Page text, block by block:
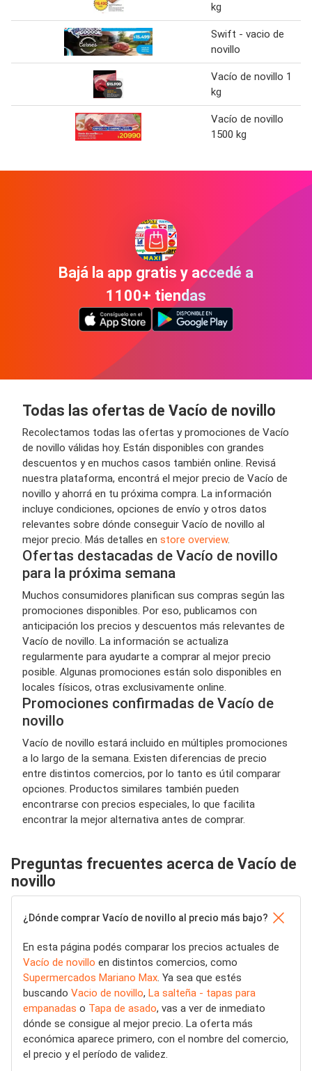
kg
Swift - vacio de
novillo
Vacío de novillo 1
kg
Vacío de novillo
1500 kg
Bajá la app gratis y accedé a
1100+ tiendas
Todas las ofertas de Vacío de novillo
Recolectamos todas las ofertas y promociones de Vacío
de novillo válidas hoy. Están disponibles con grandes
descuentos y en muchos casos también online. Revisá
nuestra plataforma, encontrá el mejor precio de Vacío de
novillo y ahorrá en tu próxima compra. La información
incluye condiciones, opciones de envío y otros datos
relevantes sobre dónde conseguir Vacío de novillo al
mejor precio. Más detalles en store overview.
Ofertas destacadas de Vacío de novillo
para la próxima semana
Muchos consumidores planifican sus compras según las
promociones disponibles. Por eso, publicamos con
anticipación los precios y descuentos más relevantes de
Vacío de novillo. La información se actualiza
regularmente para ayudarte a comprar al mejor precio
posible. Algunas promociones están solo disponibles en
locales físicos, otras exclusivamente online.
Promociones confirmadas de Vacío de
novillo
Vacío de novillo estará incluido en múltiples promociones
a lo largo de la semana. Existen diferencias de precio
entre distintos comercios, por lo tanto es útil comparar
opciones. Productos similares también pueden
encontrarse con precios especiales, lo que facilita
encontrar la mejor alternativa antes de comprar.
Preguntas frecuentes acerca de Vacío de
novillo
¿Dónde comprar Vacío de novillo al precio más bajo?
En esta página podés comparar los precios actuales de
Vacío de novillo en distintos comercios, como
Supermercados Mariano Max. Ya sea que estés
buscando Vacio de novillo, La salteña - tapas para
empanadas o Tapa de asado, vas a ver de inmediato
dónde se consigue al mejor precio. La oferta más
económica aparece primero, con el nombre del comercio,
el precio y el período de validez.